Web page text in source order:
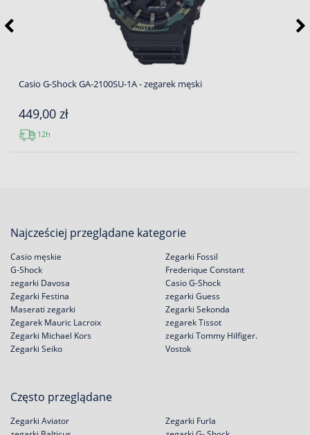
Casio G-Shock GA-2100SU-1A - zegarek męski
449,00 zł
12h
Najcześciej przeglądane kategorie
Casio męskie
G-Shock
zegarki Davosa
Zegarki Festina
Zegarki Fossil
Frederique Constant
Casio G-Shock
zegarki Guess
Maserati zegarki
Zegarek Mauric Lacroix
Zegarki Michael Kors
Zegarki Seiko
Zegarki Sekonda
zegarek Tissot
zegarki Tommy Hilfiger.
Vostok
Często przeglądane
Zegarki Aviator
Zegarki Furla